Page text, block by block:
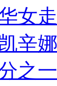
女
辛
之